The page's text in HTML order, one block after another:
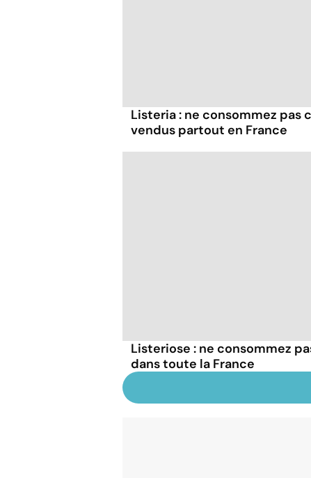
Listeria : ne consommez
vendus partout en France
Listeriose : ne consommez
dans toute la France